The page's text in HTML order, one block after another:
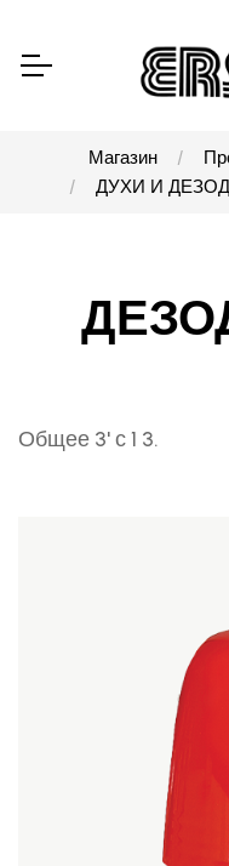
Магазин
ДУХИ И
Общее 3' с 1 3.